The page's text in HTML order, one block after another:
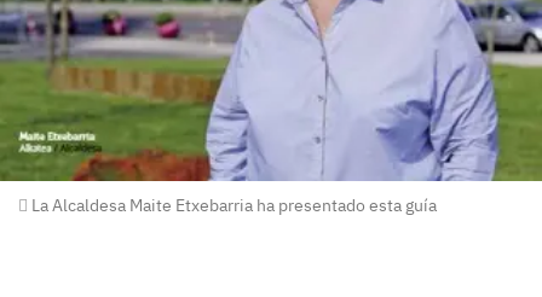
La Alcaldesa Maite Etxebarria ha presentado esta guía